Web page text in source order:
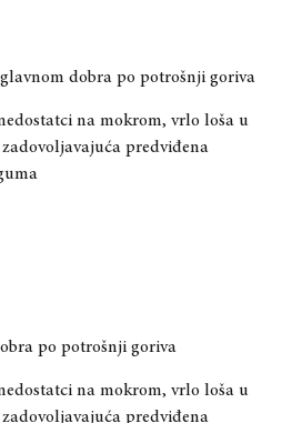
dobra po potrošnji goriva
na mokrom, vrlo loša u
predviđena
po potrošnji goriva
na mokrom, vrlo loša u
predviđena